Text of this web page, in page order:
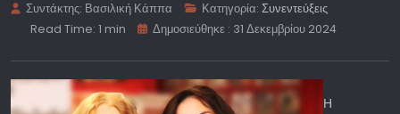
Συντάκτης: Βασιλική Κάππα Κατηγορία:Συνεντεύξεις
Read Time: 1 min
Δημοσιεύθηκε : 31 Δεκεμβρίου 2024
Η